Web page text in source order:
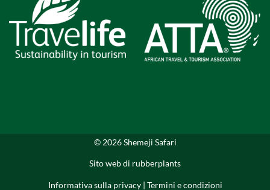
© 2026 Shemeji Safari
Sito web di rubberplants
Informativa sulla privacy| Termini e condizioni